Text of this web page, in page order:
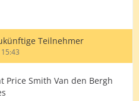
Teilnehmer
Price Smith Van den Bergh